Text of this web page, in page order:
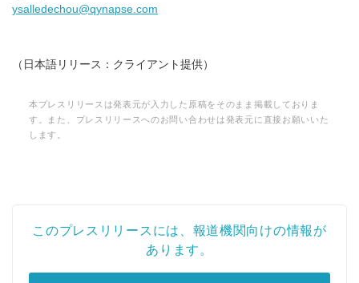
ysalledechou@qynapse.com
（日本語リリース：クライアント提供）
本プレスリリースは発表元が入力した原稿をそのまま掲載しておりま
す。また、プレスリリースへのお問い合わせは発表元に直接お願いいた
します。
このプレスリリースには、報道機関向けの情報が
あります。